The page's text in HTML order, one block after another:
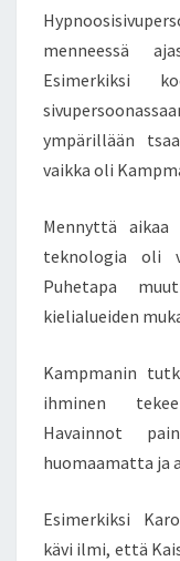
menneessä
Esimerkiksi
ympärillään
vaikka oli
Mennyttä aikaa
teknologia oli
Puhetapa
kielialueiden
Kampmanin
ihminen
Havainnot
huomaamatta ja
Esimerkiksi
kävi ilmi, että